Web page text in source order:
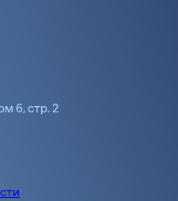
6, стр. 2